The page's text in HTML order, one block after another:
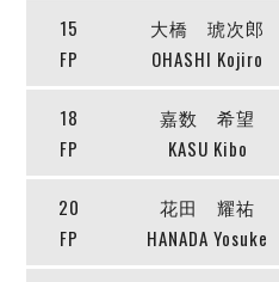
バサジィ大分
選手の通算記録（Ｆ２）
ヴォスクオーレ仙台
リガーレヴィア葛飾
Y．S．C．C．横浜
15
FP
大橋 琥次郎
OHASHI Kojiro
18
FP
嘉数 希望
KASU Kibo
20
FP
花田 耀祐
HANADA Yosuke